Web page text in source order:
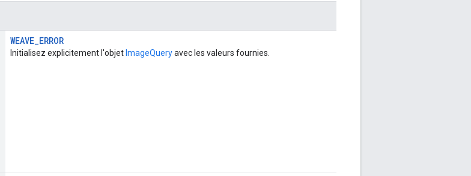
WEAVE_ERROR
Initialisez explicitement l'objet ImageQueryavec les valeurs fournies.